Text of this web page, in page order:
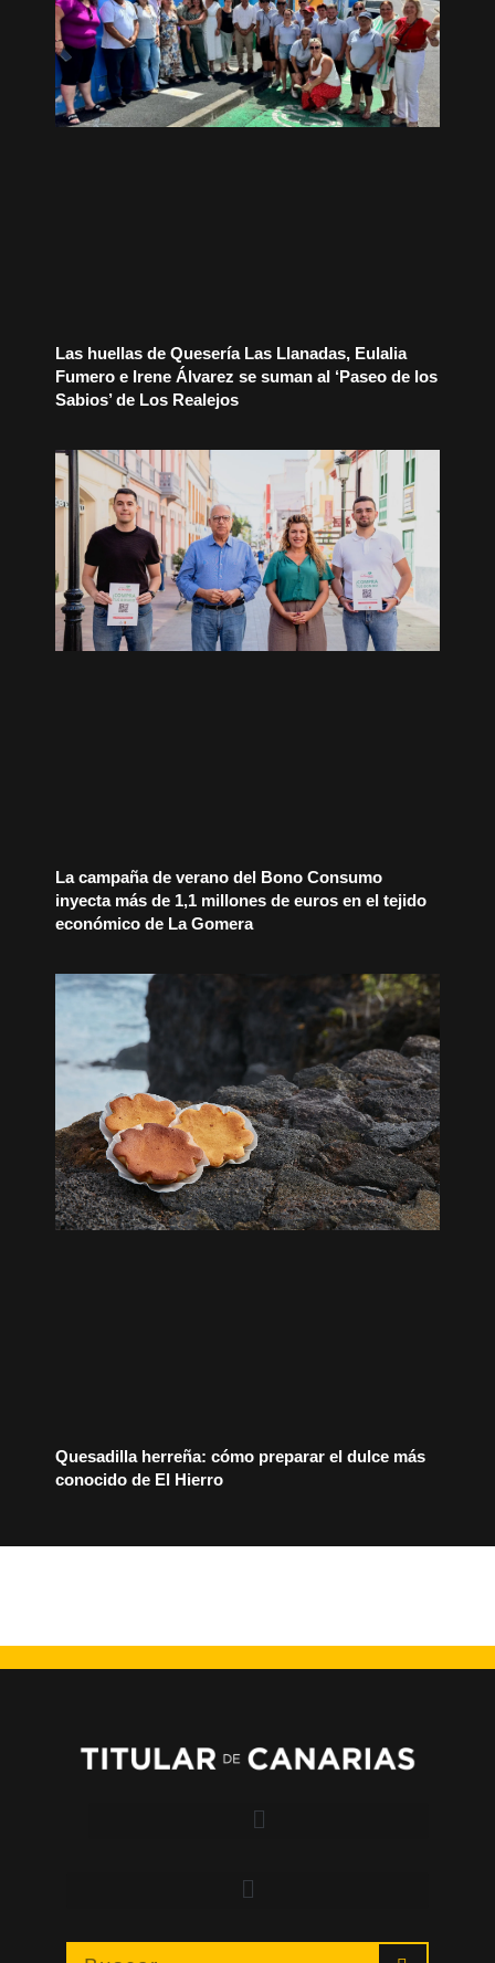
Las huellas de Quesería Las Llanadas, Eulalia
Fumero e Irene Álvarez se suman al ‘Paseo de los
Sabios’ de Los Realejos
La campaña de verano del Bono Consumo
inyecta más de 1,1 millones de euros en el tejido
económico de La Gomera
Quesadilla herreña: cómo preparar el dulce más
conocido de El Hierro